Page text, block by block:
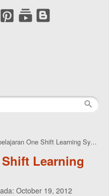
One Shift Learning System
Learning
October 19, 2012